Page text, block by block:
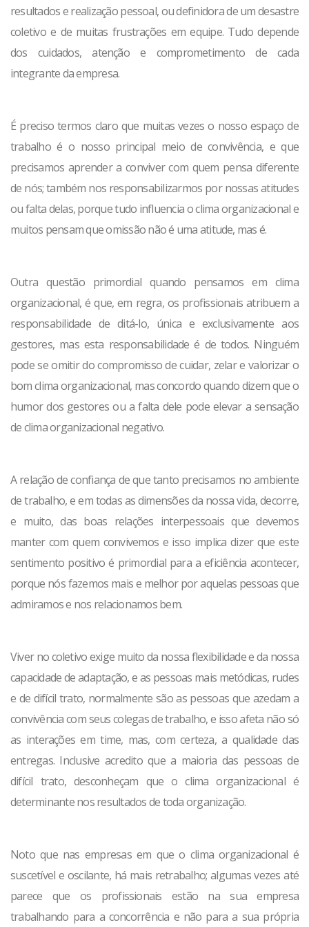
resultados e realização pessoal, ou definidora de um desastre
coletivo e de muitas frustrações em equipe. Tudo depende
dos cuidados, atenção e comprometimento de cada
integrante da empresa.
É preciso termos claro que muitas vezes o nosso espaço de
trabalho é o nosso principal meio de convivência, e que
precisamos aprender a conviver com quem pensa diferente
de nós; também nos responsabilizarmos por nossas atitudes
ou falta delas, porque tudo influencia o clima organizacional e
muitos pensam que omissão não é uma atitude, mas é.
Outra questão primordial quando pensamos em clima
organizacional, é que, em regra, os profissionais atribuem a
responsabilidade de ditá-lo, única e exclusivamente aos
gestores, mas esta responsabilidade é de todos. Ninguém
pode se omitir do compromisso de cuidar, zelar e valorizar o
bom clima organizacional, mas concordo quando dizem que o
humor dos gestores ou a falta dele pode elevar a sensação
de clima organizacional negativo.
A relação de confiança de que tanto precisamos no ambiente
de trabalho, e em todas as dimensões da nossa vida, decorre,
e muito, das boas relações interpessoais que devemos
manter com quem convivemos e isso implica dizer que este
sentimento positivo é primordial para a eficiência acontecer,
porque nós fazemos mais e melhor por aquelas pessoas que
admiramos e nos relacionamos bem.
Viver no coletivo exige muito da nossa flexibilidade e da nossa
capacidade de adaptação, e as pessoas mais metódicas, rudes
e de difícil trato, normalmente são as pessoas que azedam a
convivência com seus colegas de trabalho, e isso afeta não só
as interações em time, mas, com certeza, a qualidade das
entregas. Inclusive acredito que a maioria das pessoas de
difícil trato, desconheçam que o clima organizacional é
determinante nos resultados de toda organização.
Noto que nas empresas em que o clima organizacional é
suscetível e oscilante, há mais retrabalho; algumas vezes até
parece que os profissionais estão na sua empresa
trabalhando para a concorrência e não para a sua própria